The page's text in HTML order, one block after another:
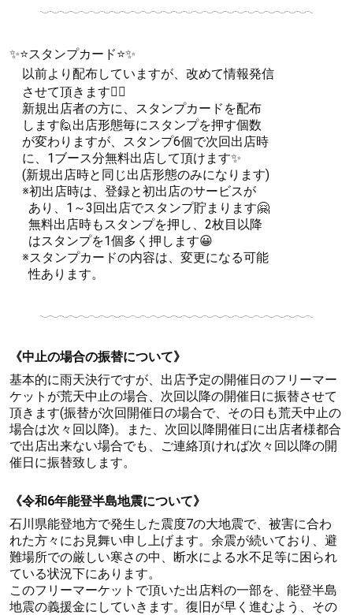
✨⭐スタンプカード⭐✨
以前より配布していますが、改めて情報発信
させて頂きます🙇‍♀
新規出店者の方に、スタンプカードを配布
します🙋出店形態毎にスタンプを押す個数
が変わりますが、スタンプ6個で次回出店時
に、1ブース分無料出店して頂けます✨
(新規出店時と同じ出店形態のみになります)
※初出店時は、登録と初出店のサービスが
あり、1～3回出店でスタンプ貯まります🤗
無料出店時もスタンプを押し、2枚目以降
はスタンプを1個多く押します😀
※スタンプカードの内容は、変更になる可能
性あります。
《中止の場合の振替について》
基本的に雨天決行ですが、出店予定の開催日のフリーマー
ケットが荒天中止の場合、次回以降の開催日に振替させて
頂きます(振替が次回開催日の場合で、その日も荒天中止の
場合は次々回以降)。また、次回以降開催日に出店者様都合
で出店出来ない場合でも、ご連絡頂ければ次々回以降の開
催日に振替致します。
《令和6年能登半島地震について》
石川県能登地方で発生した震度7の大地震で、被害に合わ
れた方々にお見舞い申し上げます。余震が続いており、避
難場所での厳しい寒さの中、断水による水不足等に困られ
ている状況下にあります。
このフリーマーケットで頂いた出店料の一部を、能登半島
地震の義援金にしていきます。復旧が早く進むよう、その